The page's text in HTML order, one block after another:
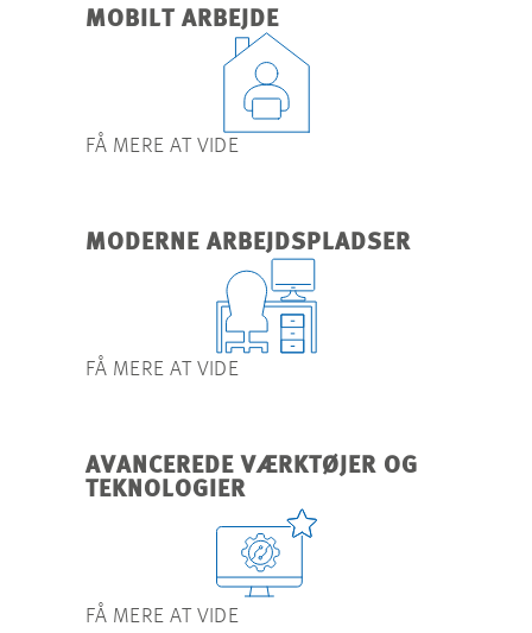
MOBILT ARBEJDE
FÅ MERE AT VIDE
MODERNE ARBEJDSPLADSER
FÅ MERE AT VIDE
AVANCEREDE VÆRKTØJER OG
TEKNOLOGIER
FÅ MERE AT VIDE